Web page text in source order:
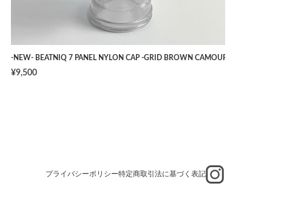
-NAVY- [W34]
-NEW- BEATNIQ 7 PANEL NYLON CAP -GRID BROWN CAMOUFLAGE- [ONE
¥9,500
プライバシーポリシー特定商取引法に基づく表記